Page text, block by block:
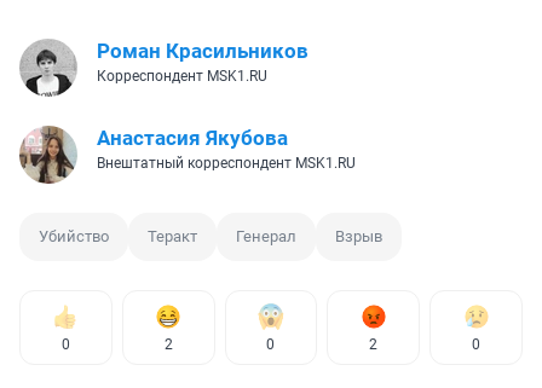
Роман Красильников
Корреспондент MSK1.RU
Анастасия Якубова
Внештатный корреспондент MSK1.RU
Убийство Теракт Генерал Взрыв
0 2 0 2 0